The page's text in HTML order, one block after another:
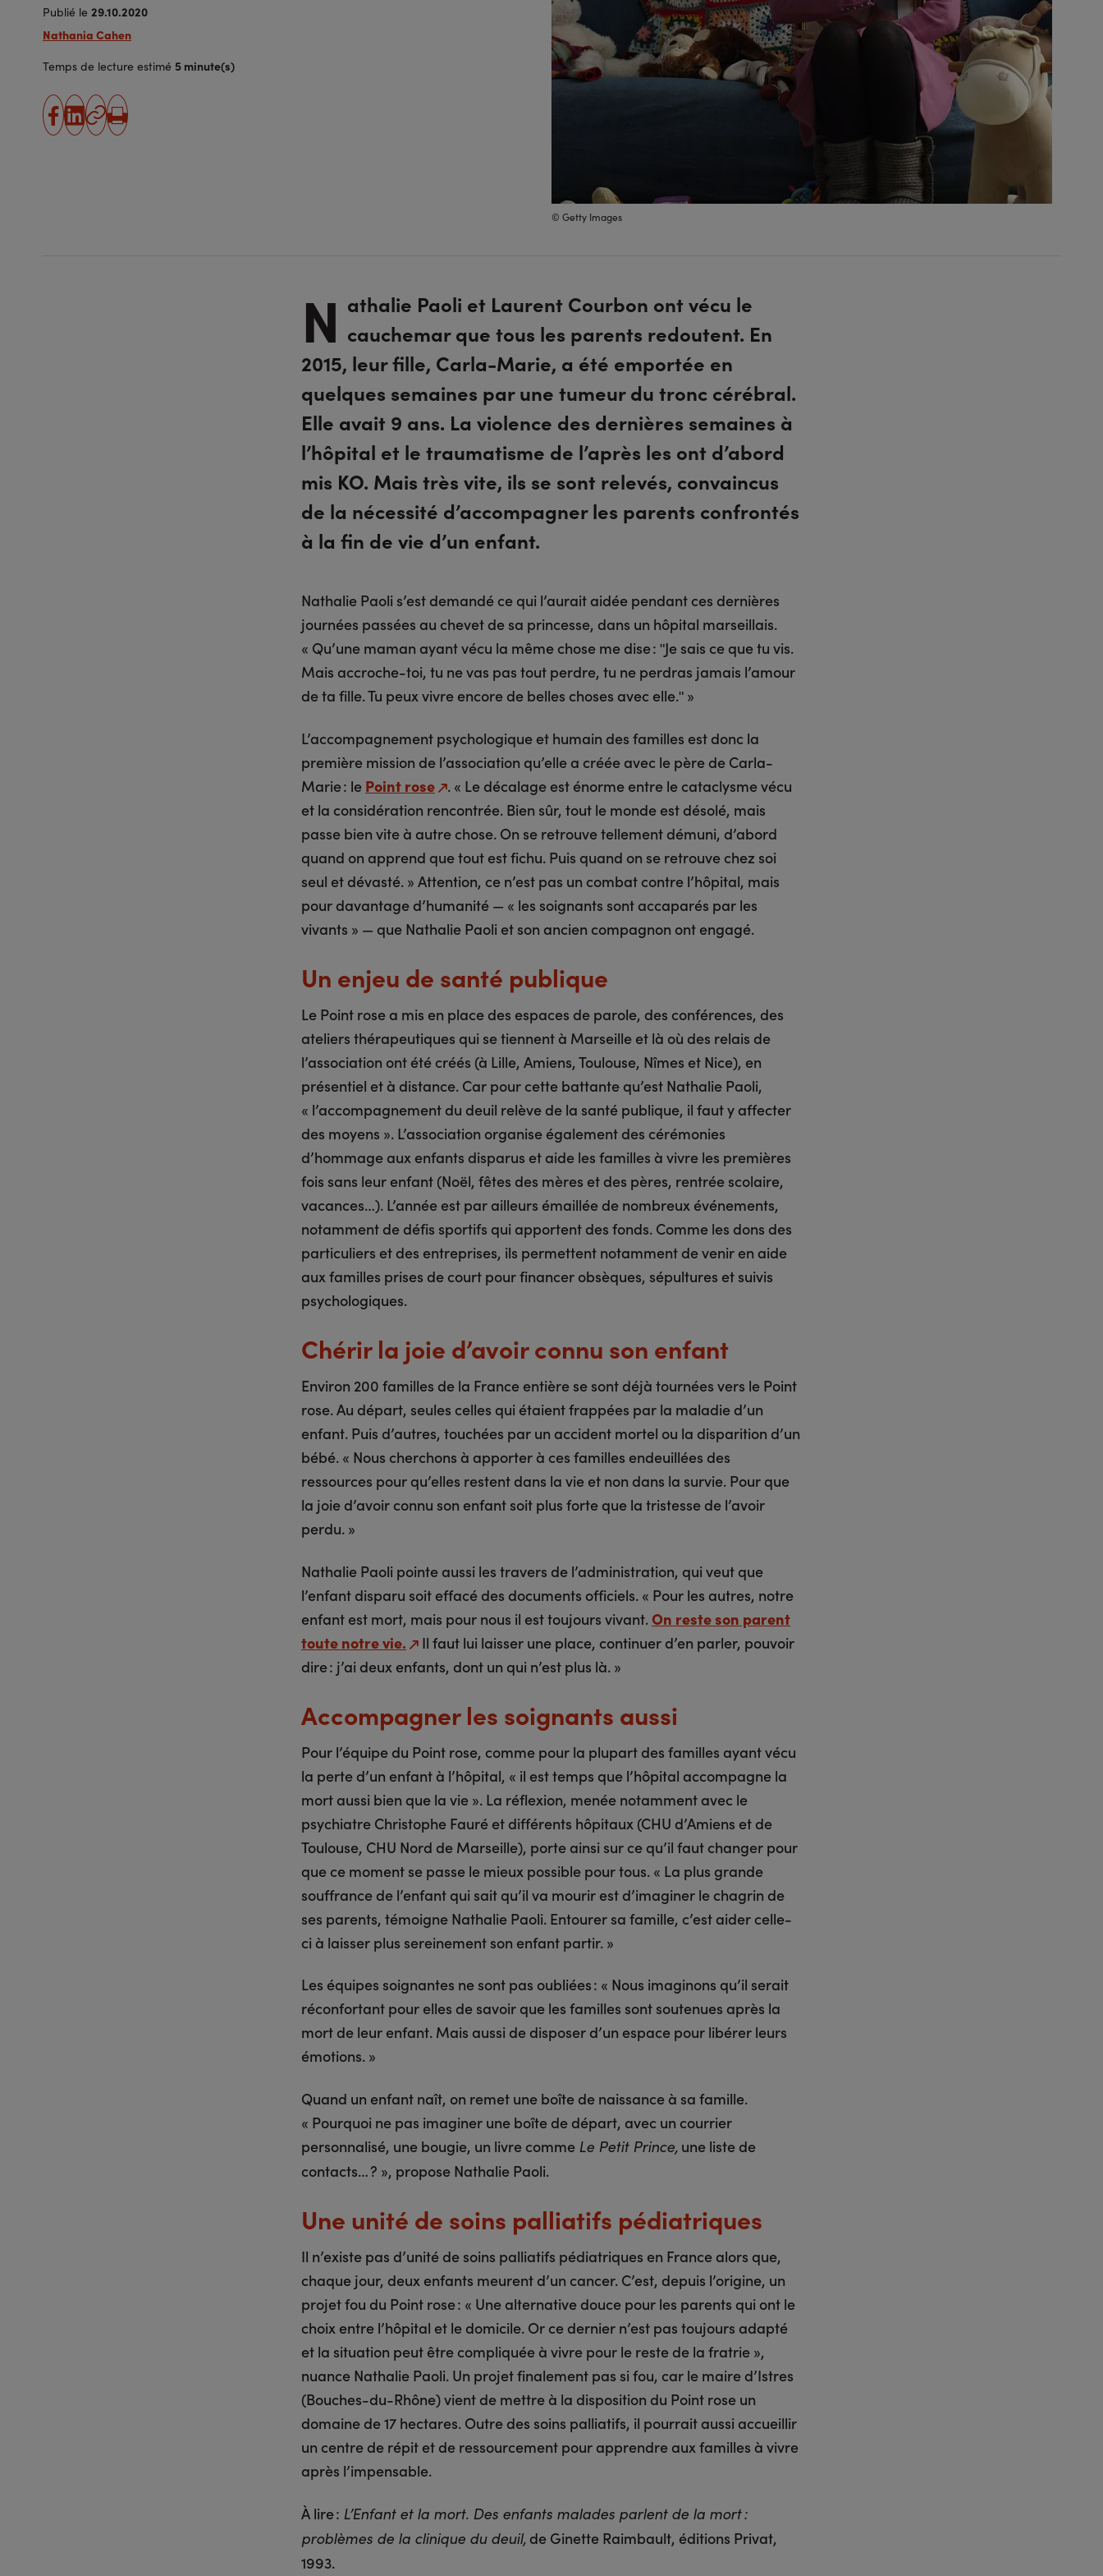
Publié le 29.10.2020
Nathania Cahen
Temps de lecture estimé 5 minute(s)
partager
partager
Copier
Imprimer
© Getty Images
N athalie Paoli et Laurent Courbon ont vécu le
cauchemar que tous les parents redoutent. En
2015, leur fille, Carla-Marie, a été emportée en
quelques semaines par une tumeur du tronc cérébral.
Elle avait 9 ans. La violence des dernières semaines à
l’hôpital et le traumatisme de l’après les ont d’abord
mis KO. Mais très vite, ils se sont relevés, convaincus
de la nécessité d’accompagner les parents confrontés
à la fin de vie d’un enfant.
Nathalie Paoli s’est demandé ce qui l’aurait aidée pendant ces dernières
journées passées au chevet de sa princesse, dans un hôpital marseillais.
« Qu’une maman ayant vécu la même chose me dise : ʺJe sais ce que tu vis.
Mais accroche-toi, tu ne vas pas tout perdre, tu ne perdras jamais l’amour
de ta fille. Tu peux vivre encore de belles choses avec elle.ʺ »
L’accompagnement psychologique et humain des familles est donc la
première mission de l’association qu’elle a créée avec le père de Carla-
Marie : le Point rose
. « Le décalage est énorme entre le cataclysme vécu
et la considération rencontrée. Bien sûr, tout le monde est désolé, mais
passe bien vite à autre chose. On se retrouve tellement démuni, d’abord
quand on apprend que tout est fichu. Puis quand on se retrouve chez soi
seul et dévasté. » Attention, ce n’est pas un combat contre l’hôpital, mais
pour davantage d’humanité — « les soignants sont accaparés par les
vivants » — que Nathalie Paoli et son ancien compagnon ont engagé.
Un enjeu de santé publique
Le Point rose a mis en place des espaces de parole, des conférences, des
ateliers thérapeutiques qui se tiennent à Marseille et là où des relais de
l’association ont été créés (à Lille, Amiens, Toulouse, Nîmes et Nice), en
présentiel et à distance. Car pour cette battante qu’est Nathalie Paoli,
« l’accompagnement du deuil relève de la santé publique, il faut y affecter
des moyens ». L’association organise également des cérémonies
d’hommage aux enfants disparus et aide les familles à vivre les premières
fois sans leur enfant (Noël, fêtes des mères et des pères, rentrée scolaire,
vacances…). L’année est par ailleurs émaillée de nombreux événements,
notamment de défis sportifs qui apportent des fonds. Comme les dons des
particuliers et des entreprises, ils permettent notamment de venir en aide
aux familles prises de court pour financer obsèques, sépultures et suivis
psychologiques.
Chérir la joie d’avoir connu son enfant
Environ 200 familles de la France entière se sont déjà tournées vers le Point
rose. Au départ, seules celles qui étaient frappées par la maladie d’un
enfant. Puis d’autres, touchées par un accident mortel ou la disparition d’un
bébé. « Nous cherchons à apporter à ces familles endeuillées des
ressources pour qu’elles restent dans la vie et non dans la survie. Pour que
la joie d’avoir connu son enfant soit plus forte que la tristesse de l’avoir
perdu. »
Nathalie Paoli pointe aussi les travers de l’administration, qui veut que
l’enfant disparu soit effacé des documents officiels. « Pour les autres, notre
enfant est mort, mais pour nous il est toujours vivant.On reste son parent
toute notre vie.
Il faut lui laisser une place, continuer d’en parler, pouvoir
dire : j’ai deux enfants, dont un qui n’est plus là. »
Accompagner les soignants aussi
Pour l’équipe du Point rose, comme pour la plupart des familles ayant vécu
la perte d’un enfant à l’hôpital, « il est temps que l’hôpital accompagne la
mort aussi bien que la vie ». La réflexion, menée notamment avec le
psychiatre Christophe Fauré et différents hôpitaux (CHU d’Amiens et de
Toulouse, CHU Nord de Marseille), porte ainsi sur ce qu’il faut changer pour
que ce moment se passe le mieux possible pour tous. « La plus grande
souffrance de l’enfant qui sait qu’il va mourir est d’imaginer le chagrin de
ses parents, témoigne Nathalie Paoli. Entourer sa famille, c’est aider celle-
ci à laisser plus sereinement son enfant partir. »
Les équipes soignantes ne sont pas oubliées : « Nous imaginons qu’il serait
réconfortant pour elles de savoir que les familles sont soutenues après la
mort de leur enfant. Mais aussi de disposer d’un espace pour libérer leurs
émotions. »
Quand un enfant naît, on remet une boîte de naissance à sa famille.
« Pourquoi ne pas imaginer une boîte de départ, avec un courrier
personnalisé, une bougie, un livre comme Le Petit Prince, une liste de
contacts… ? », propose Nathalie Paoli.
Une unité de soins palliatifs pédiatriques
Il n’existe pas d’unité de soins palliatifs pédiatriques en France alors que,
chaque jour, deux enfants meurent d’un cancer. C’est, depuis l’origine, un
projet fou du Point rose : « Une alternative douce pour les parents qui ont le
choix entre l’hôpital et le domicile. Or ce dernier n’est pas toujours adapté
et la situation peut être compliquée à vivre pour le reste de la fratrie »,
nuance Nathalie Paoli. Un projet finalement pas si fou, car le maire d’Istres
(Bouches-du-Rhône) vient de mettre à la disposition du Point rose un
domaine de 17 hectares. Outre des soins palliatifs, il pourrait aussi accueillir
un centre de répit et de ressourcement pour apprendre aux familles à vivre
après l’impensable.
À lire : L’Enfant et la mort. Des enfants malades parlent de la mort :
problèmes de la clinique du deuil, de Ginette Raimbault, éditions Privat,
1993.